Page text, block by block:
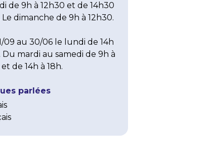
de 9h à 12h30 et de 14h30
Le dimanche de 9h à 12h30.
09 au 30/06 le lundi de 14h
Du mardi au samedi de 9h à
et de 14h à 18h.
parlées